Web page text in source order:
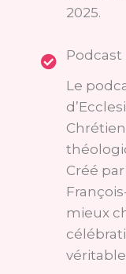
2025.
Podcast
Le
Créé
mieux